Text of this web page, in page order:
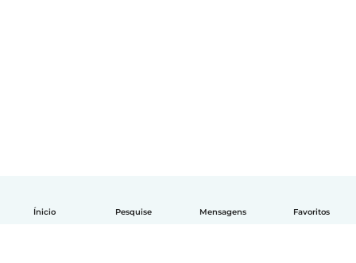
Ínicio Pesquise Mensagens Favoritos